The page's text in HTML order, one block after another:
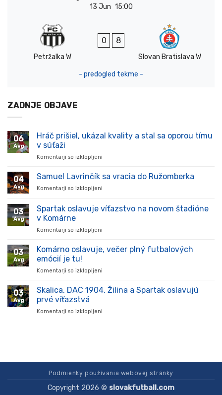
13 Jun 15:00
Petržalka W
0 8
Slovan Bratislava W
- predogled tekme -
ZADNJE OBJAVE
06
Avg
Hráč prišiel, ukázal kvality a stal sa oporou tímu
v súťaži
Komentarji so izklopljeni
prišiel,
stal
súťaži
04
Avg
Samuel Lavrinčík sa vracia do Ružomberka
Komentarji so izklopljeni
Lavrinčík
03
Avg
Spartak oslavuje víťazstvo na novom štadióne
v Komárne
Komentarji so izklopljeni
oslavuje
v
03
Avg
Komárno oslavuje, večer plný futbalových
emócií je tu!
Komentarji so izklopljeni
oslavuje,
03
Avg
Skalica, DAC 1904, Žilina a Spartak oslavujú
prvé víťazstvá
Komentarji so izklopljeni
Spartak
oslavujú
víťazstvá
Podmienky používania webovej stránky
Copyright 2026 © slovakfutball.com